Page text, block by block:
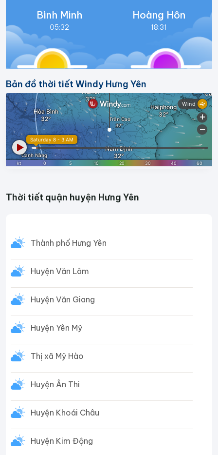
Bình Minh
05:32
Hoàng Hôn
18:31
Bản đồ thời tiết Windy Hưng Yên
Thời tiết quận huyện Hưng Yên
Thành phố Hưng Yên
Huyện Văn Lâm
Huyện Văn Giang
Huyện Yên Mỹ
Thị xã Mỹ Hào
Huyện Ân Thi
Huyện Khoái Châu
Huyện Kim Động